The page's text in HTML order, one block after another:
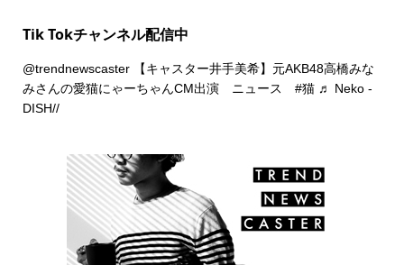
Tik Tokチャンネル配信中
@trendnewscaster【キャスター井手美希】元AKB48高橋みな
みさんの愛猫にゃーちゃんCM出演 ニュース #猫 ♬ Neko -
DISH//